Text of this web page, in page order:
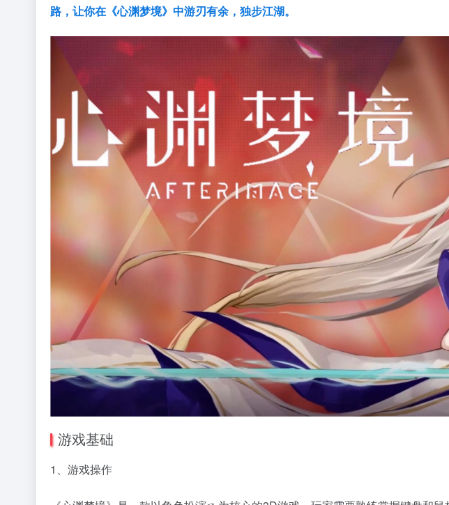
路，让你在《心渊梦境》中游刃有余，独步江湖。
游戏基础
1、游戏操作